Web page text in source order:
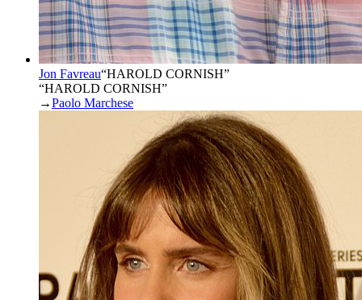
Jon Favreau“HAROLD CORNISH”
“HAROLD CORNISH”
→Paolo Marchese